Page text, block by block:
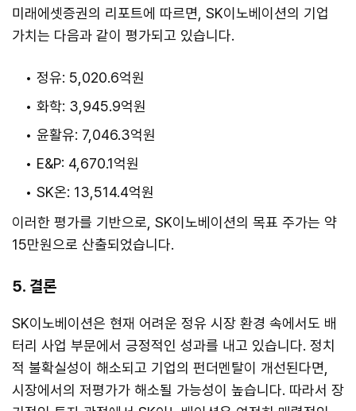
미래에셋증권의 리포트에 따르면, SK이노베이션의 기업
가치는 다음과 같이 평가되고 있습니다.
정유: 5,020.6억원
화학: 3,945.9억원
윤활유: 7,046.3억원
E&P: 4,670.1억원
SK온: 13,514.4억원
이러한 평가를 기반으로, SK이노베이션의 목표 주가는 약
15만원으로 산출되었습니다.
5. 결론
SK이노베이션은 현재 어려운 정유 시장 환경 속에서도 배
터리 사업 부문에서 긍정적인 성과를 내고 있습니다. 정치
적 불확실성이 해소되고 기업의 펀더멘탈이 개선된다면,
시장에서의 저평가가 해소될 가능성이 높습니다. 따라서 장